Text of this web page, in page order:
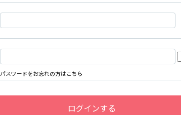
パスワードをお忘れの方はこちら